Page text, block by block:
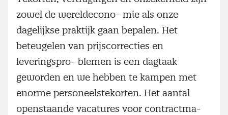
zowel de wereldecono- mie als onze
dagelijkse praktijk gaan bepalen. Het
beteugelen van prijscorrecties en
leveringspro- blemen is een dagtaak
geworden en we hebben te kampen met
enorme personeelstekorten. Het aantal
openstaande vacatures voor contractma-